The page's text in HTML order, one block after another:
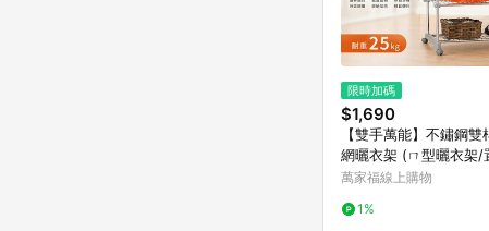
限時加碼
$1,690
【雙手萬能】不鏽鋼雙
網曬衣架 (ㄇ型曬衣架/
納/伸縮/雙桿衣架)
萬家福線上購物
1%